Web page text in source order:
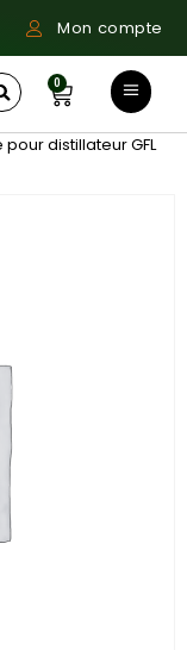
Mon compte
0
distillateur GFL